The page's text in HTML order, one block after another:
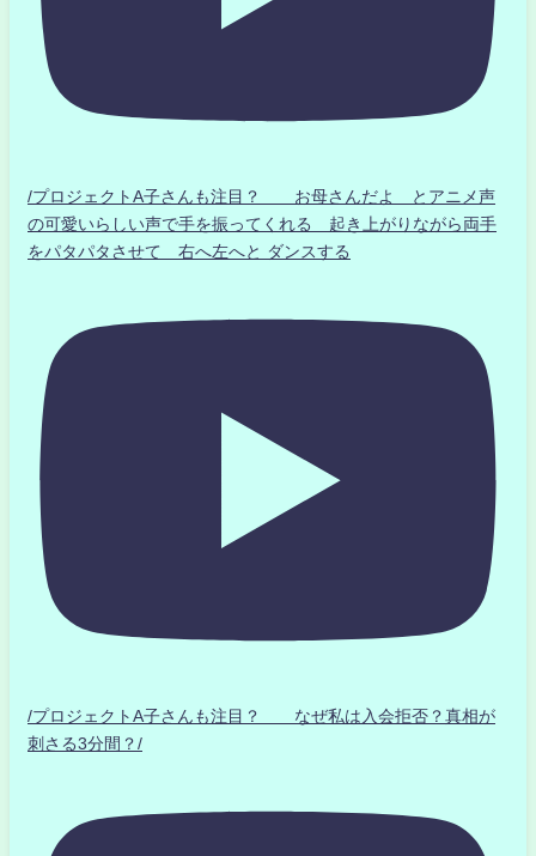
/プロジェクトA子さんも注目？ お母さんだよ とアニメ声
の可愛いらしい声で手を振ってくれる 起き上がりながら両手
をパタパタさせて 右へ左へと ダンスする
/プロジェクトA子さんも注目？ なぜ私は入会拒否？真相が
刺さる3分間？/